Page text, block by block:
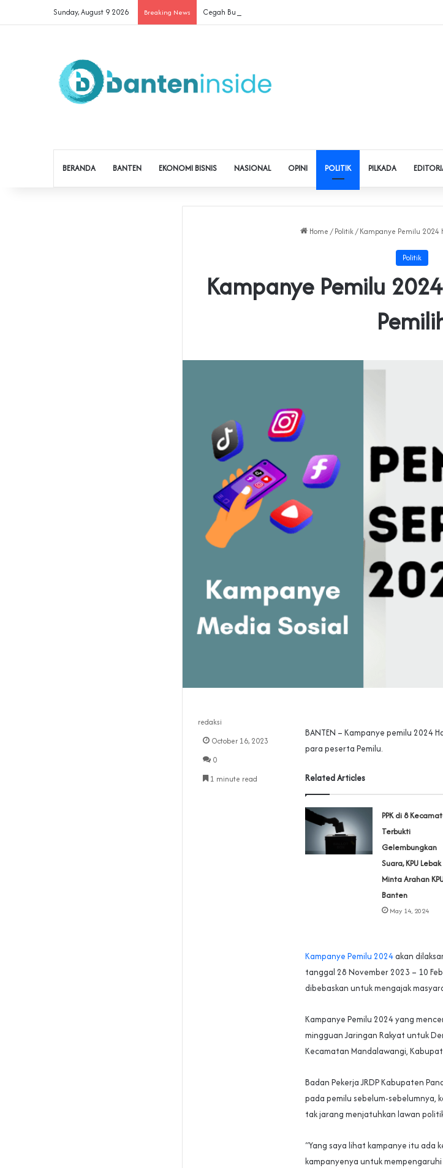
Sunday, August 9 2026 Breaking News Cegah Buruh Terjerat Judol dan Pinjol, Polda Banten Gandeng SPSI
BERANDA BANTEN EKONOMI BISNIS NASIONAL OPINI POLITIK PILKADA
Home / Politik / Kampanye Pemilu 2024
Politik
Kampanye Pemilu
BANTEN – Kampanye pemilu 2024
para peserta Pemilu.
Related Articles
PPK di 8
Terbukti
Gelembungkan
Suara, KPU Lebak
Minta Arahan
Banten
May 14, 2024
Kampanye Pemilu 2024akan
tanggal 28 November 2023 – 10
dibebaskan untuk mengajak
Kampanye Pemilu 2024 yang
mingguan Jaringan Rakyat untuk
Kecamatan Mandalawangi,
Badan Pekerja JRDP Kabupaten
pada pemilu sebelum-sebelumnya,
tak jarang menjatuhkan lawan
“Yang saya lihat kampanye itu
kampanyenya untuk
redaksi
October 16, 2023
0
1 minute read